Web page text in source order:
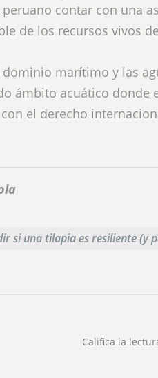
contar con una
de los recursos vivos
marítimo y las
ámbito acuático donde
el derecho
si una tilapia es resiliente (y
Califica la